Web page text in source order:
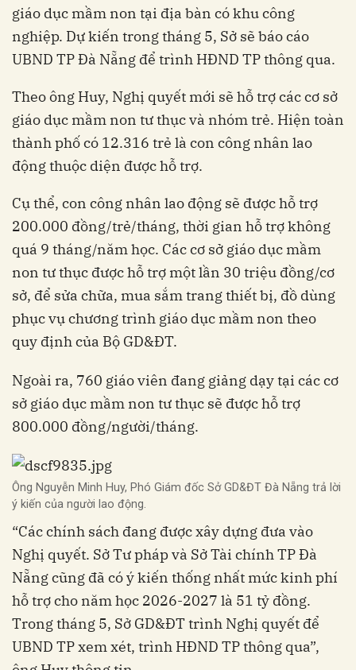
giáo dục mầm non tại địa bàn có khu công
nghiệp. Dự kiến trong tháng 5, Sở sẽ báo cáo
UBND TP Đà Nẵng để trình HĐND TP thông qua.
Theo ông Huy, Nghị quyết mới sẽ hỗ trợ các cơ sở
giáo dục mầm non tư thục và nhóm trẻ. Hiện toàn
thành phố có 12.316 trẻ là con công nhân lao
động thuộc diện được hỗ trợ.
Cụ thể, con công nhân lao động sẽ được hỗ trợ
200.000 đồng/trẻ/tháng, thời gian hỗ trợ không
quá 9 tháng/năm học. Các cơ sở giáo dục mầm
non tư thục được hỗ trợ một lần 30 triệu đồng/cơ
sở, để sửa chữa, mua sắm trang thiết bị, đồ dùng
phục vụ chương trình giáo dục mầm non theo
quy định của Bộ GD&ĐT.
Ngoài ra, 760 giáo viên đang giảng dạy tại các cơ
sở giáo dục mầm non tư thục sẽ được hỗ trợ
800.000 đồng/người/tháng.
Ông Nguyễn Minh Huy, Phó Giám đốc Sở GD&ĐT Đà Nẵng trả lời
ý kiến của người lao động.
“Các chính sách đang được xây dựng đưa vào
Nghị quyết. Sở Tư pháp và Sở Tài chính TP Đà
Nẵng cũng đã có ý kiến thống nhất mức kinh phí
hỗ trợ cho năm học 2026-2027 là 51 tỷ đồng.
Trong tháng 5, Sở GD&ĐT trình Nghị quyết để
UBND TP xem xét, trình HĐND TP thông qua”,